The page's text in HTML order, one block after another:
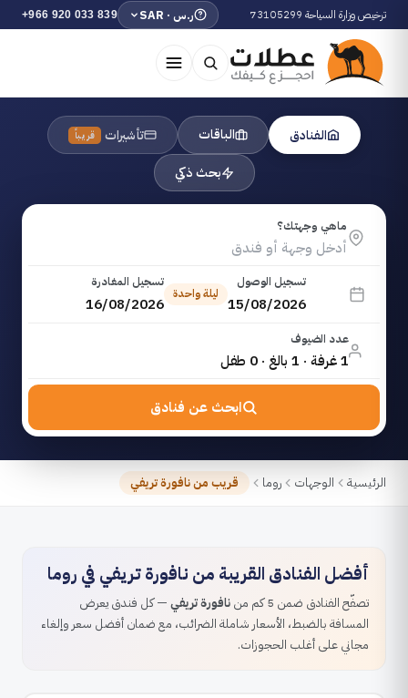
ترخيص وزارة السياحة 73105299 ر.س · SAR +966 920 033 839
الفنادق الباقات تأشيرات قريباً
بحث ذكي
ماهي وجهتك؟
تسجيل الوصول
15/08/2026
ليلة واحدة
تسجيل المغادرة
16/08/2026
عدد الضيوف
1 غرفة · 1 بالغ · 0 طفل
ابحث عن فنادق
الرئيسية الوجهات روما قريب من نافورة تريفي
أفضل الفنادق القريبة من نافورة تريفي في روما
تصفّح الفنادق ضمن 5 كم من نافورة تريفي— كل فندق يعرض
المسافة بالضبط، الأسعار شاملة الضرائب، مع ضمان أفضل سعر وإلغاء
مجاني على أغلب الحجوزات.